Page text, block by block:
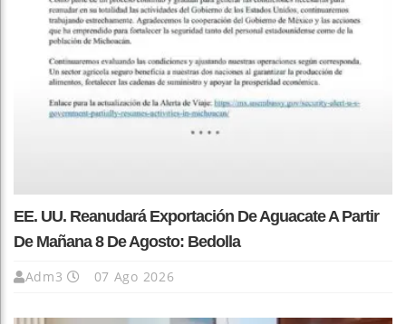
EE. UU. Reanudará Exportación De Aguacate A Partir
De Mañana 8 De Agosto: Bedolla
Adm3 07 Ago 2026